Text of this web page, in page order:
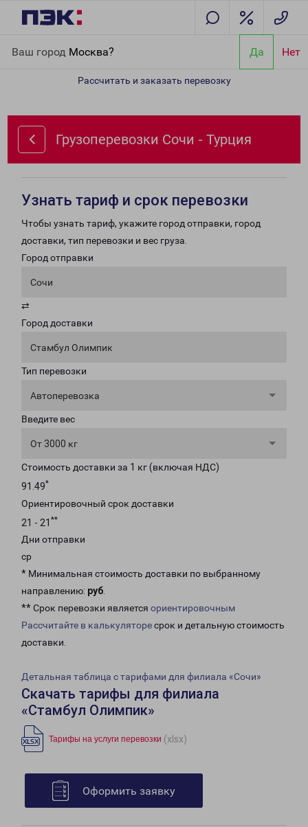
Ваш город Москва? Да Нет
Рассчитать и заказать перевозку
Грузоперевозки Сочи - Турция
Узнать тариф и срок перевозки
Чтобы узнать тариф, укажите город отправки, город
доставки, тип перевозки и вес груза.
Город отправки
Сочи
⇄
Город доставки
Стамбул Олимпик
Тип перевозки
Автоперевозка
Введите вес
От 3000 кг
Стоимость доставки за 1 кг (включая НДС)
91.49*
Ориентировочный срок доставки
21 - 21 **
Дни отправки
ср
* Минимальная стоимость доставки по выбранному
направлению: руб.
** Срок перевозки является ориентировочным
Рассчитайте в калькуляторесрок и детальную стоимость
доставки.
Детальная таблица с тарифами для филиала «Сочи»
Скачать тарифы для филиала
«Стамбул Олимпик»
Тарифы на услуги перевозки (xlsx)
Оформить заявку